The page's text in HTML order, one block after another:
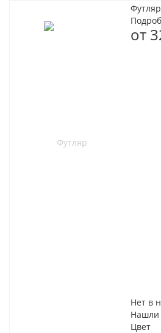
от
Нет в
Нашли
Цвет